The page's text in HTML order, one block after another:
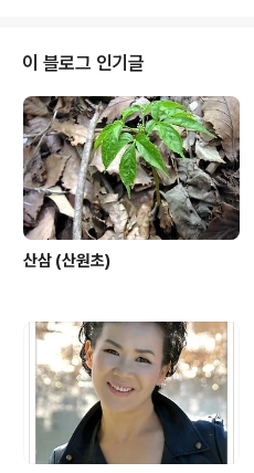
이 블로그 인기글
산삼 (산원초)